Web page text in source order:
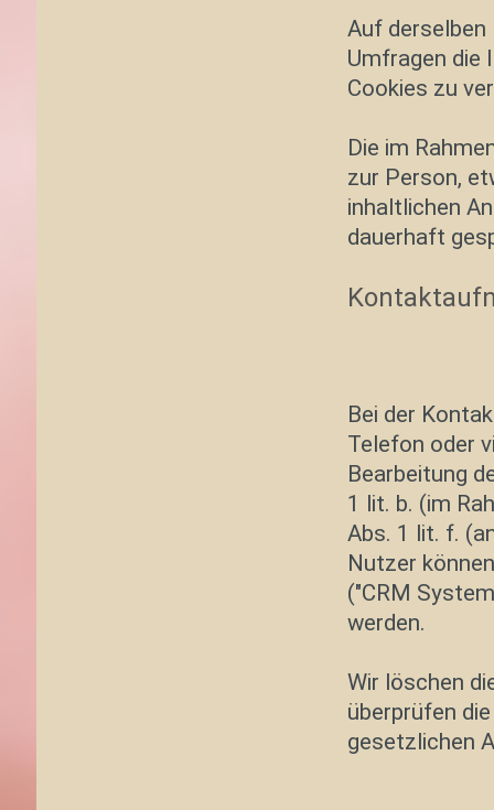
Auf derselben
Umfragen die
Cookies zu
Die im
zur Person,
inhaltlichen
dauerhaft
Bei der
Telefon oder
Bearbeitung
1 lit. b. (im
Abs. 1 lit. f.
Nutzer
("CRM
werden.
Wir löschen
überprüfen
gesetzlichen